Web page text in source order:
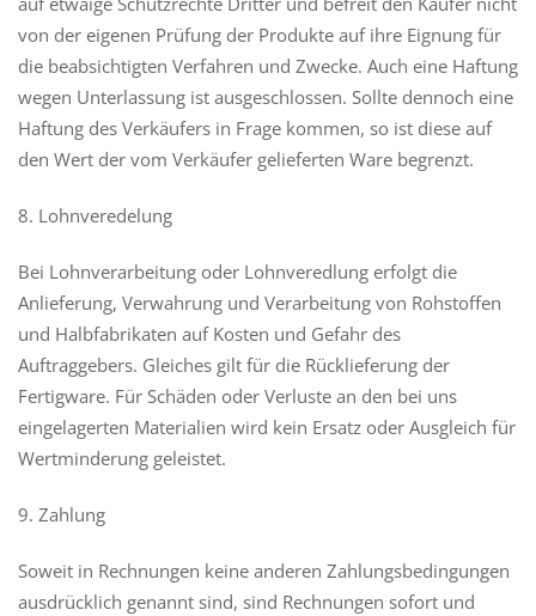
von der eigenen Prüfung der Produkte auf ihre Eignung für
die beabsichtigten Verfahren und Zwecke. Auch eine Haftung
wegen Unterlassung ist ausgeschlossen. Sollte dennoch eine
Haftung des Verkäufers in Frage kommen, so ist diese auf
den Wert der vom Verkäufer gelieferten Ware begrenzt.
8. Lohnveredelung
Bei Lohnverarbeitung oder Lohnveredlung erfolgt die
Anlieferung, Verwahrung und Verarbeitung von Rohstoffen
und Halbfabrikaten auf Kosten und Gefahr des
Auftraggebers. Gleiches gilt für die Rücklieferung der
Fertigware. Für Schäden oder Verluste an den bei uns
eingelagerten Materialien wird kein Ersatz oder Ausgleich für
Wertminderung geleistet.
9. Zahlung
Soweit in Rechnungen keine anderen Zahlungsbedingungen
ausdrücklich genannt sind, sind Rechnungen sofort und